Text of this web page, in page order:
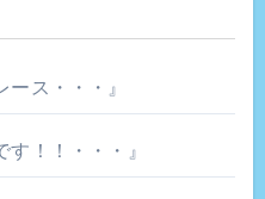
ス・・・』
！！・・・』